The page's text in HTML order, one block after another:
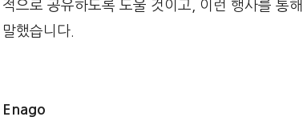
적으로 공유하도록 도울 것이고, 이런 행사를 통
말했습니다.
Enago